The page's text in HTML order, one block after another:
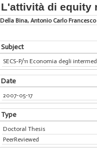
L'attività di equity
Della Bina, Antonio Carlo Francesco
Subject
SECS-P/11 Economia degli
Date
2007-05-17
Type
Doctoral Thesis
PeerReviewed